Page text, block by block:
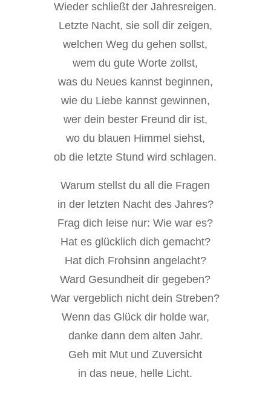
Wieder schließt der Jahresreigen.
Letzte Nacht, sie soll dir zeigen,
welchen Weg du gehen sollst,
wem du gute Worte zollst,
was du Neues kannst beginnen,
wie du Liebe kannst gewinnen,
wer dein bester Freund dir ist,
wo du blauen Himmel siehst,
ob die letzte Stund wird schlagen.
Warum stellst du all die Fragen
in der letzten Nacht des Jahres?
Frag dich leise nur: Wie war es?
Hat es glücklich dich gemacht?
Hat dich Frohsinn angelacht?
Ward Gesundheit dir gegeben?
War vergeblich nicht dein Streben?
Wenn das Glück dir holde war,
danke dann dem alten Jahr.
Geh mit Mut und Zuversicht
in das neue, helle Licht.